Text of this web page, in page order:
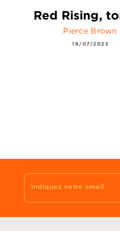
Red Rising,
Pierce Brown
19/07/2023
Indiquez votre email